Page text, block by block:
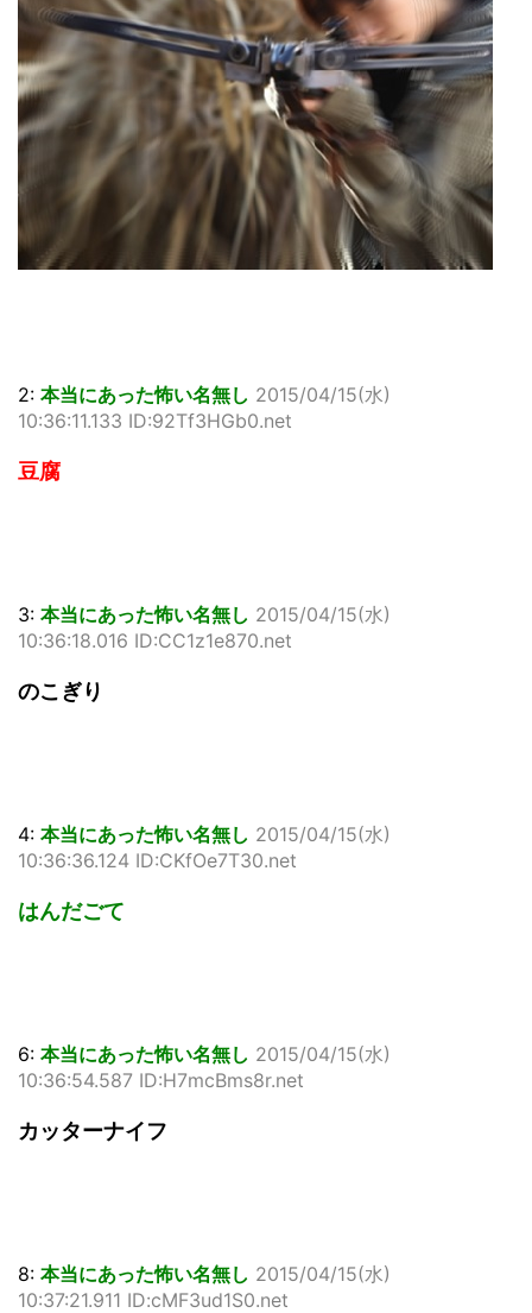
2: 本当にあった怖い名無し 2015/04/15(水)
10:36:11.133 ID:92Tf3HGb0.net
豆腐
3: 本当にあった怖い名無し 2015/04/15(水)
10:36:18.016 ID:CC1z1e870.net
のこぎり
4: 本当にあった怖い名無し 2015/04/15(水)
10:36:36.124 ID:CKfOe7T30.net
はんだごて
6: 本当にあった怖い名無し 2015/04/15(水)
10:36:54.587 ID:H7mcBms8r.net
カッターナイフ
8: 本当にあった怖い名無し 2015/04/15(水)
10:37:21.911 ID:cMF3ud1S0.net